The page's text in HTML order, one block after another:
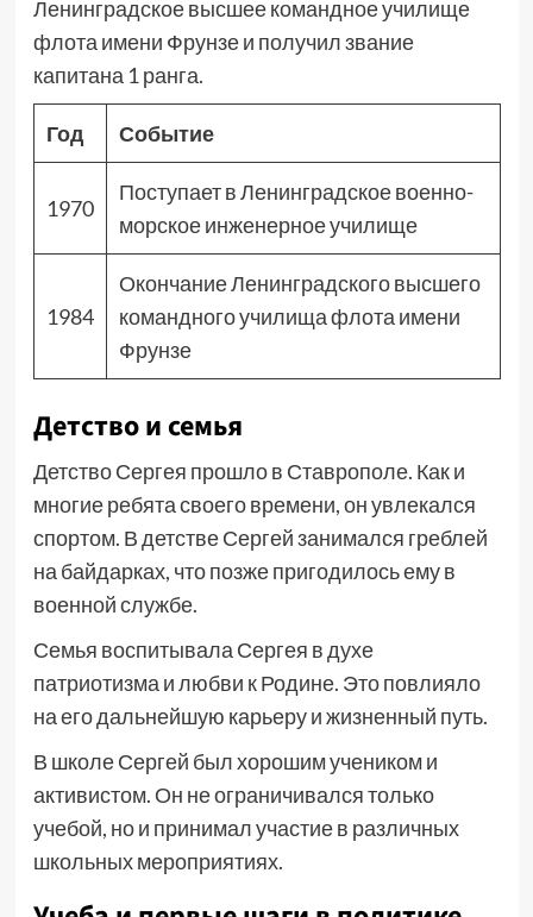
Ленинградское высшее командное училище
флота имени Фрунзе и получил звание
капитана 1 ранга.
Год Событие
1970
Поступает в Ленинградское военно-
морское инженерное училище
1984
Окончание Ленинградского высшего
командного училища флота имени
Фрунзе
Детство и семья
Детство Сергея прошло в Ставрополе. Как и
многие ребята своего времени, он увлекался
спортом. В детстве Сергей занимался греблей
на байдарках, что позже пригодилось ему в
военной службе.
Семья воспитывала Сергея в духе
патриотизма и любви к Родине. Это повлияло
на его дальнейшую карьеру и жизненный путь.
В школе Сергей был хорошим учеником и
активистом. Он не ограничивался только
учебой, но и принимал участие в различных
школьных мероприятиях.